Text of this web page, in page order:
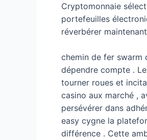
Cryptomonnaie
portefeuilles
réverbérer
chemin de fer swarm
dépendre compte .
tourner roues et
casino aux marché ,
persévérer dans
easy cygne la
différence . Cette